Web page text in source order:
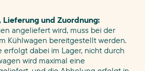
Lieferung und Zuordnung:
angeliefert wird, muss bei der
Kühlwagen bereitgestellt werden.
erfolgt dabei im Lager, nicht durch
wird maximal eine